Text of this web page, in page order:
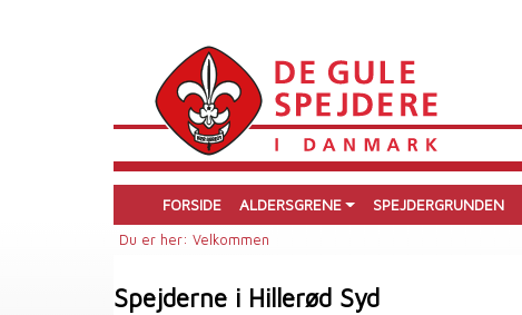
FORSIDE ALDERSGRENE SPEJDERGRUNDEN
Du er her: Velkommen
Spejderne i Hillerød Syd